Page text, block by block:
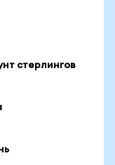
стерлингов